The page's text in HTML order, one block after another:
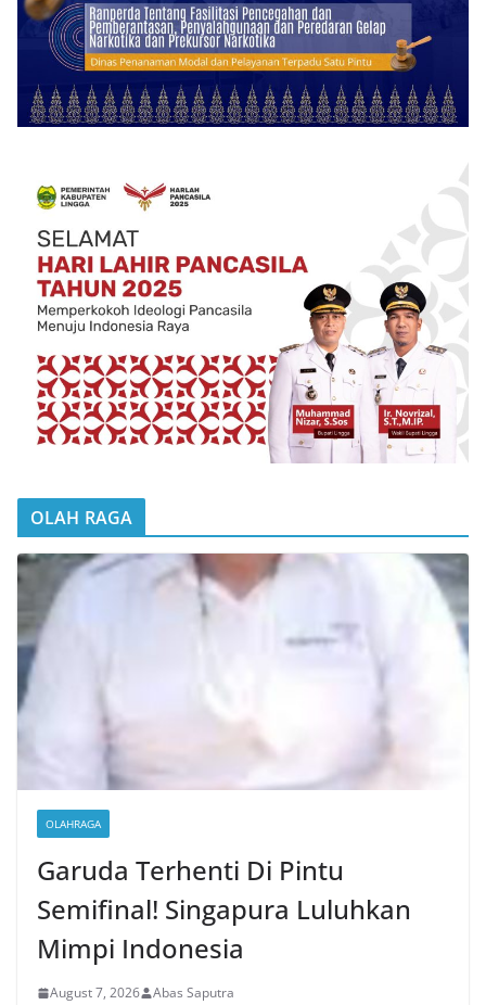
OLAH RAGA
OLAHRAGA
Garuda Terhenti Di Pintu
Semifinal! Singapura Luluhkan
Mimpi Indonesia
August 7, 2026 Abas Saputra